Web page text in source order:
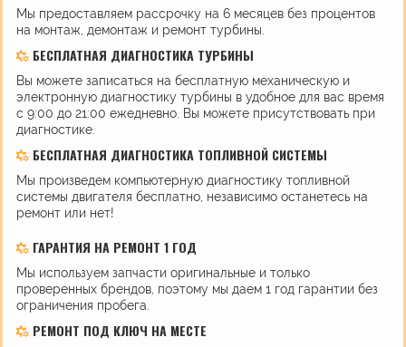
Мы предоставляем рассрочку на 6 месяцев без процентов
на монтаж, демонтаж и ремонт турбины.
БЕСПЛАТНАЯ ДИАГНОСТИКА ТУРБИНЫ
Вы можете записаться на бесплатную механическую и
электронную диагностику турбины в удобное для вас время
с 9:00 до 21:00 ежедневно. Вы можете присутствовать при
диагностике.
БЕСПЛАТНАЯ ДИАГНОСТИКА ТОПЛИВНОЙ СИСТЕМЫ
Мы произведем компьютерную диагностику топливной
системы двигателя бесплатно, независимо останетесь на
ремонт или нет!
ГАРАНТИЯ НА РЕМОНТ 1 ГОД
Мы используем запчасти оригинальные и только
проверенных брендов, поэтому мы даем 1 год гарантии без
ограничения пробега.
РЕМОНТ ПОД КЛЮЧ НА МЕСТЕ